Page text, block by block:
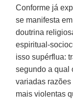
Conforme já
se manifesta
doutrina
espiritual-
isso supérflua:
segundo a qual
variadas
mais violentas